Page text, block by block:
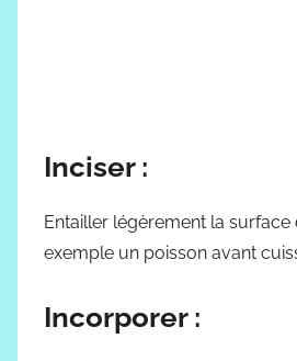
Inciser :
Entailler légèrement la surface
exemple un poisson avant
Incorporer :